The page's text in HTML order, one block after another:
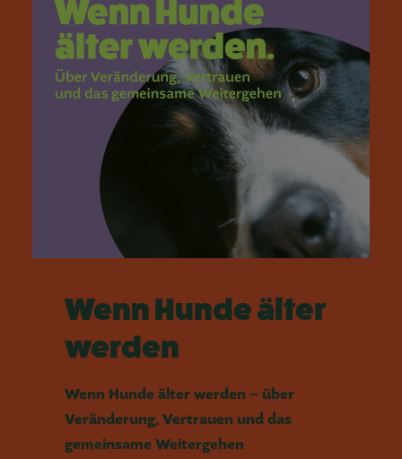
Wenn Hunde älter
werden
Wenn Hunde älter werden – über
Veränderung, Vertrauen und das
gemeinsame Weitergehen